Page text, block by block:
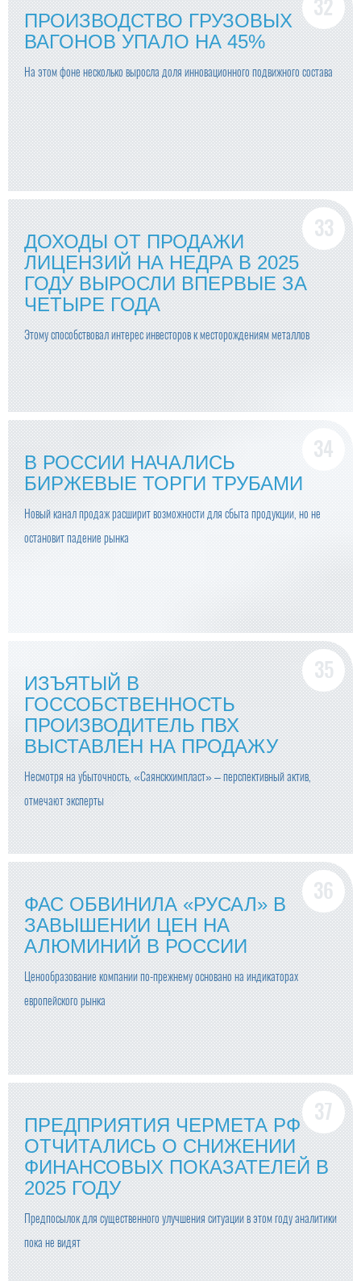
ПРОИЗВОДСТВО ГРУЗОВЫХ
ВАГОНОВ УПАЛО НА 45%
На этом фоне несколько выросла доля инновационного подвижного состава
ДОХОДЫ ОТ ПРОДАЖИ
ЛИЦЕНЗИЙ НА НЕДРА В 2025
ГОДУ ВЫРОСЛИ ВПЕРВЫЕ ЗА
ЧЕТЫРЕ ГОДА
Этому способствовал интерес инвесторов к месторождениям металлов
В РОССИИ НАЧАЛИСЬ
БИРЖЕВЫЕ ТОРГИ ТРУБАМИ
Новый канал продаж расширит возможности для сбыта продукции, но не
остановит падение рынка
ИЗЪЯТЫЙ В
ГОССОБСТВЕННОСТЬ
ПРОИЗВОДИТЕЛЬ ПВХ
ВЫСТАВЛЕН НА ПРОДАЖУ
Несмотря на убыточность, «Саянскхимпласт» – перспективный актив,
отмечают эксперты
ФАС ОБВИНИЛА «РУСАЛ» В
ЗАВЫШЕНИИ ЦЕН НА
АЛЮМИНИЙ В РОССИИ
Ценообразование компании по-прежнему основано на индикаторах
европейского рынка
ПРЕДПРИЯТИЯ ЧЕРМЕТА РФ
ОТЧИТАЛИСЬ О СНИЖЕНИИ
ФИНАНСОВЫХ ПОКАЗАТЕЛЕЙ В
2025 ГОДУ
Предпосылок для существенного улучшения ситуации в этом году аналитики
пока не видят